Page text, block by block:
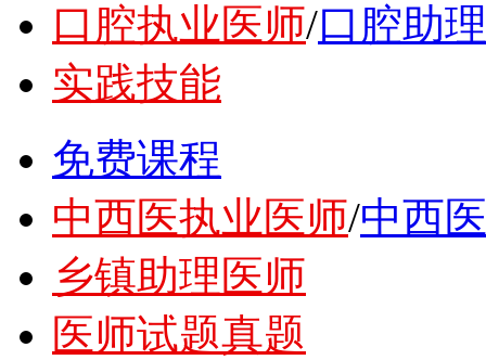
口腔执业医师/口腔助
实践技能
免费课程
中西医执业医师/中西
乡镇助理医师
医师试题真题